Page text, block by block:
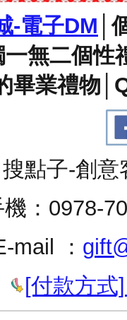
-電子DM │
無二個性
畢業禮物
搜點子-創
機：0978-
mail ：
[付款方